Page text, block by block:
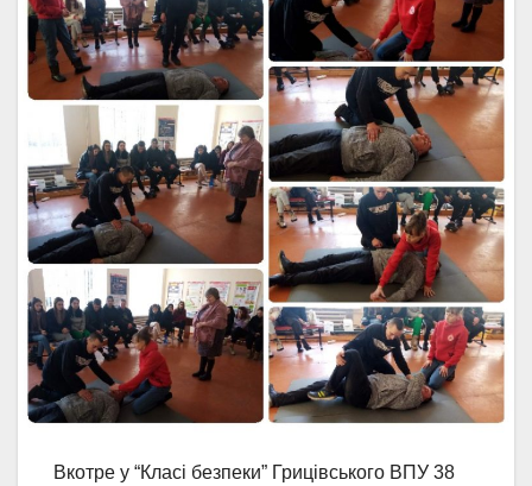
Вкотре у “Класі безпеки” Грицівського ВПУ 38